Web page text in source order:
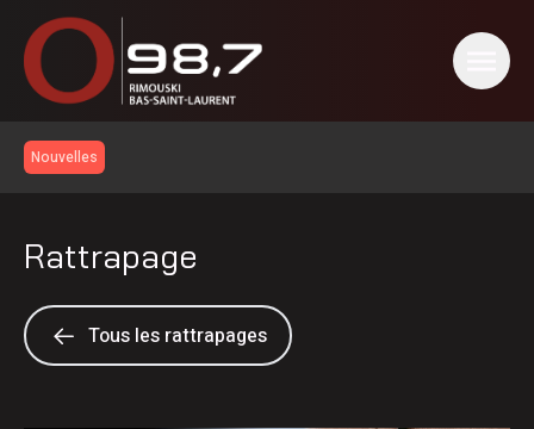
Nouvelles
Rattrapage
Tous les rattrapages